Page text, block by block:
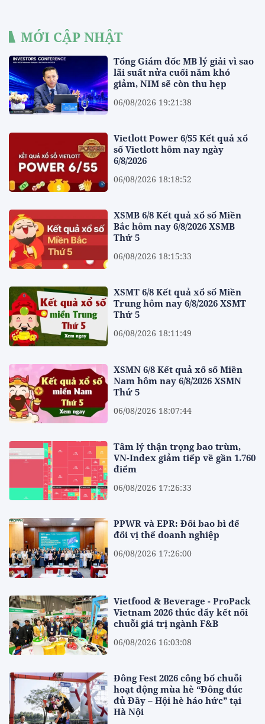
MỚI CẬP NHẬT
Tổng Giám đốc MB lý giải vì sao
lãi suất nửa cuối năm khó
giảm, NIM sẽ còn thu hẹp
06/08/2026 19:21:38
Vietlott Power 6/55 Kết quả xổ
số Vietlott hôm nay ngày
6/8/2026
06/08/2026 18:18:52
XSMB 6/8 Kết quả xổ số Miền
Bắc hôm nay 6/8/2026 XSMB
Thứ 5
06/08/2026 18:15:33
XSMT 6/8 Kết quả xổ số Miền
Trung hôm nay 6/8/2026 XSMT
Thứ 5
06/08/2026 18:11:49
XSMN 6/8 Kết quả xổ số Miền
Nam hôm nay 6/8/2026 XSMN
Thứ 5
06/08/2026 18:07:44
Tâm lý thận trọng bao trùm,
VN-Index giảm tiếp về gần 1.760
điểm
06/08/2026 17:26:33
PPWR và EPR: Đổi bao bì để
đổi vị thế doanh nghiệp
06/08/2026 17:26:00
Vietfood & Beverage - ProPack
Vietnam 2026 thúc đẩy kết nối
chuỗi giá trị ngành F&B
06/08/2026 16:03:08
Đông Fest 2026 công bố chuỗi
hoạt động mùa hè “Đông đúc
đủ Đầy – Hội hè háo hức” tại
Hà Nội